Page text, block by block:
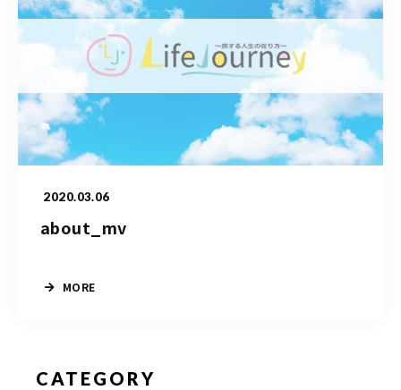
2020.03.06
about_mv
MORE
CATEGORY
ギャラリー
ブログ